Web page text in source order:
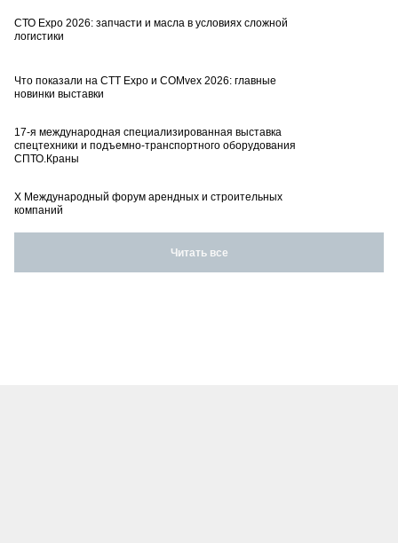
СТО Expo 2026: запчасти и масла в условиях сложной
логистики
Что показали на CTT Expo и COMvex 2026: главные
новинки выставки
17-я международная специализированная выставка
спецтехники и подъемно-транспортного оборудования
СПТО.Краны
X Международный форум арендных и строительных
компаний
Читать все